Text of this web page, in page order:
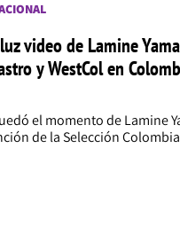
video de Lamine
y WestCol en
el momento de Lamine
de la Selección